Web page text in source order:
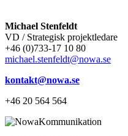
Michael Stenfeldt
VD / Strategisk projektledare
+46 (0)733-17 10 80
michael.stenfeldt@nowa.se
kontakt@nowa.se
+46 20 564 564